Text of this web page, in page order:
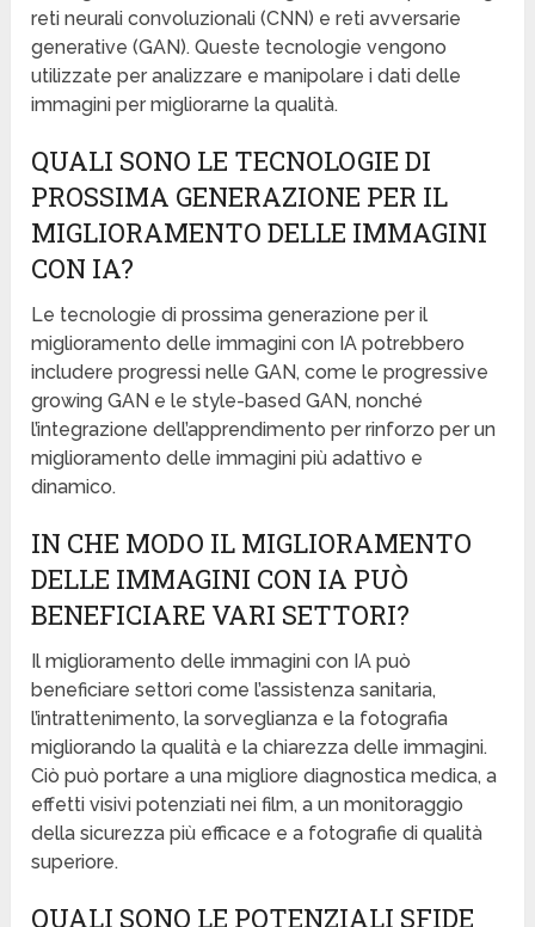
reti neurali convoluzionali (CNN) e reti avversarie
generative (GAN). Queste tecnologie vengono
utilizzate per analizzare e manipolare i dati delle
immagini per migliorarne la qualità.
QUALI SONO LE TECNOLOGIE DI
PROSSIMA GENERAZIONE PER IL
MIGLIORAMENTO DELLE IMMAGINI
CON IA?
Le tecnologie di prossima generazione per il
miglioramento delle immagini con IA potrebbero
includere progressi nelle GAN, come le progressive
growing GAN e le style-based GAN, nonché
l’integrazione dell’apprendimento per rinforzo per un
miglioramento delle immagini più adattivo e
dinamico.
IN CHE MODO IL MIGLIORAMENTO
DELLE IMMAGINI CON IA PUÒ
BENEFICIARE VARI SETTORI?
Il miglioramento delle immagini con IA può
beneficiare settori come l’assistenza sanitaria,
l’intrattenimento, la sorveglianza e la fotografia
migliorando la qualità e la chiarezza delle immagini.
Ciò può portare a una migliore diagnostica medica, a
effetti visivi potenziati nei film, a un monitoraggio
della sicurezza più efficace e a fotografie di qualità
superiore.
QUALI SONO LE POTENZIALI SFIDE